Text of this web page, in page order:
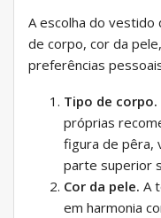
A escolha do
de corpo, cor da
preferências
Tipo de corpo.
próprias
figura de pêra,
parte superior
Cor da pele. A
em harmonia